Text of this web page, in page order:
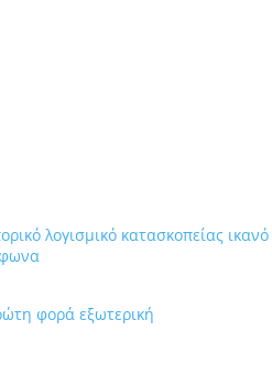
λογισμικό κατασκοπείας ικανό
φορά εξωτερική